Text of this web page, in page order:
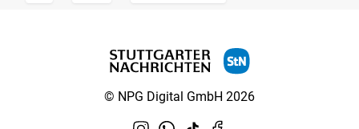
© NPG Digital GmbH 2026